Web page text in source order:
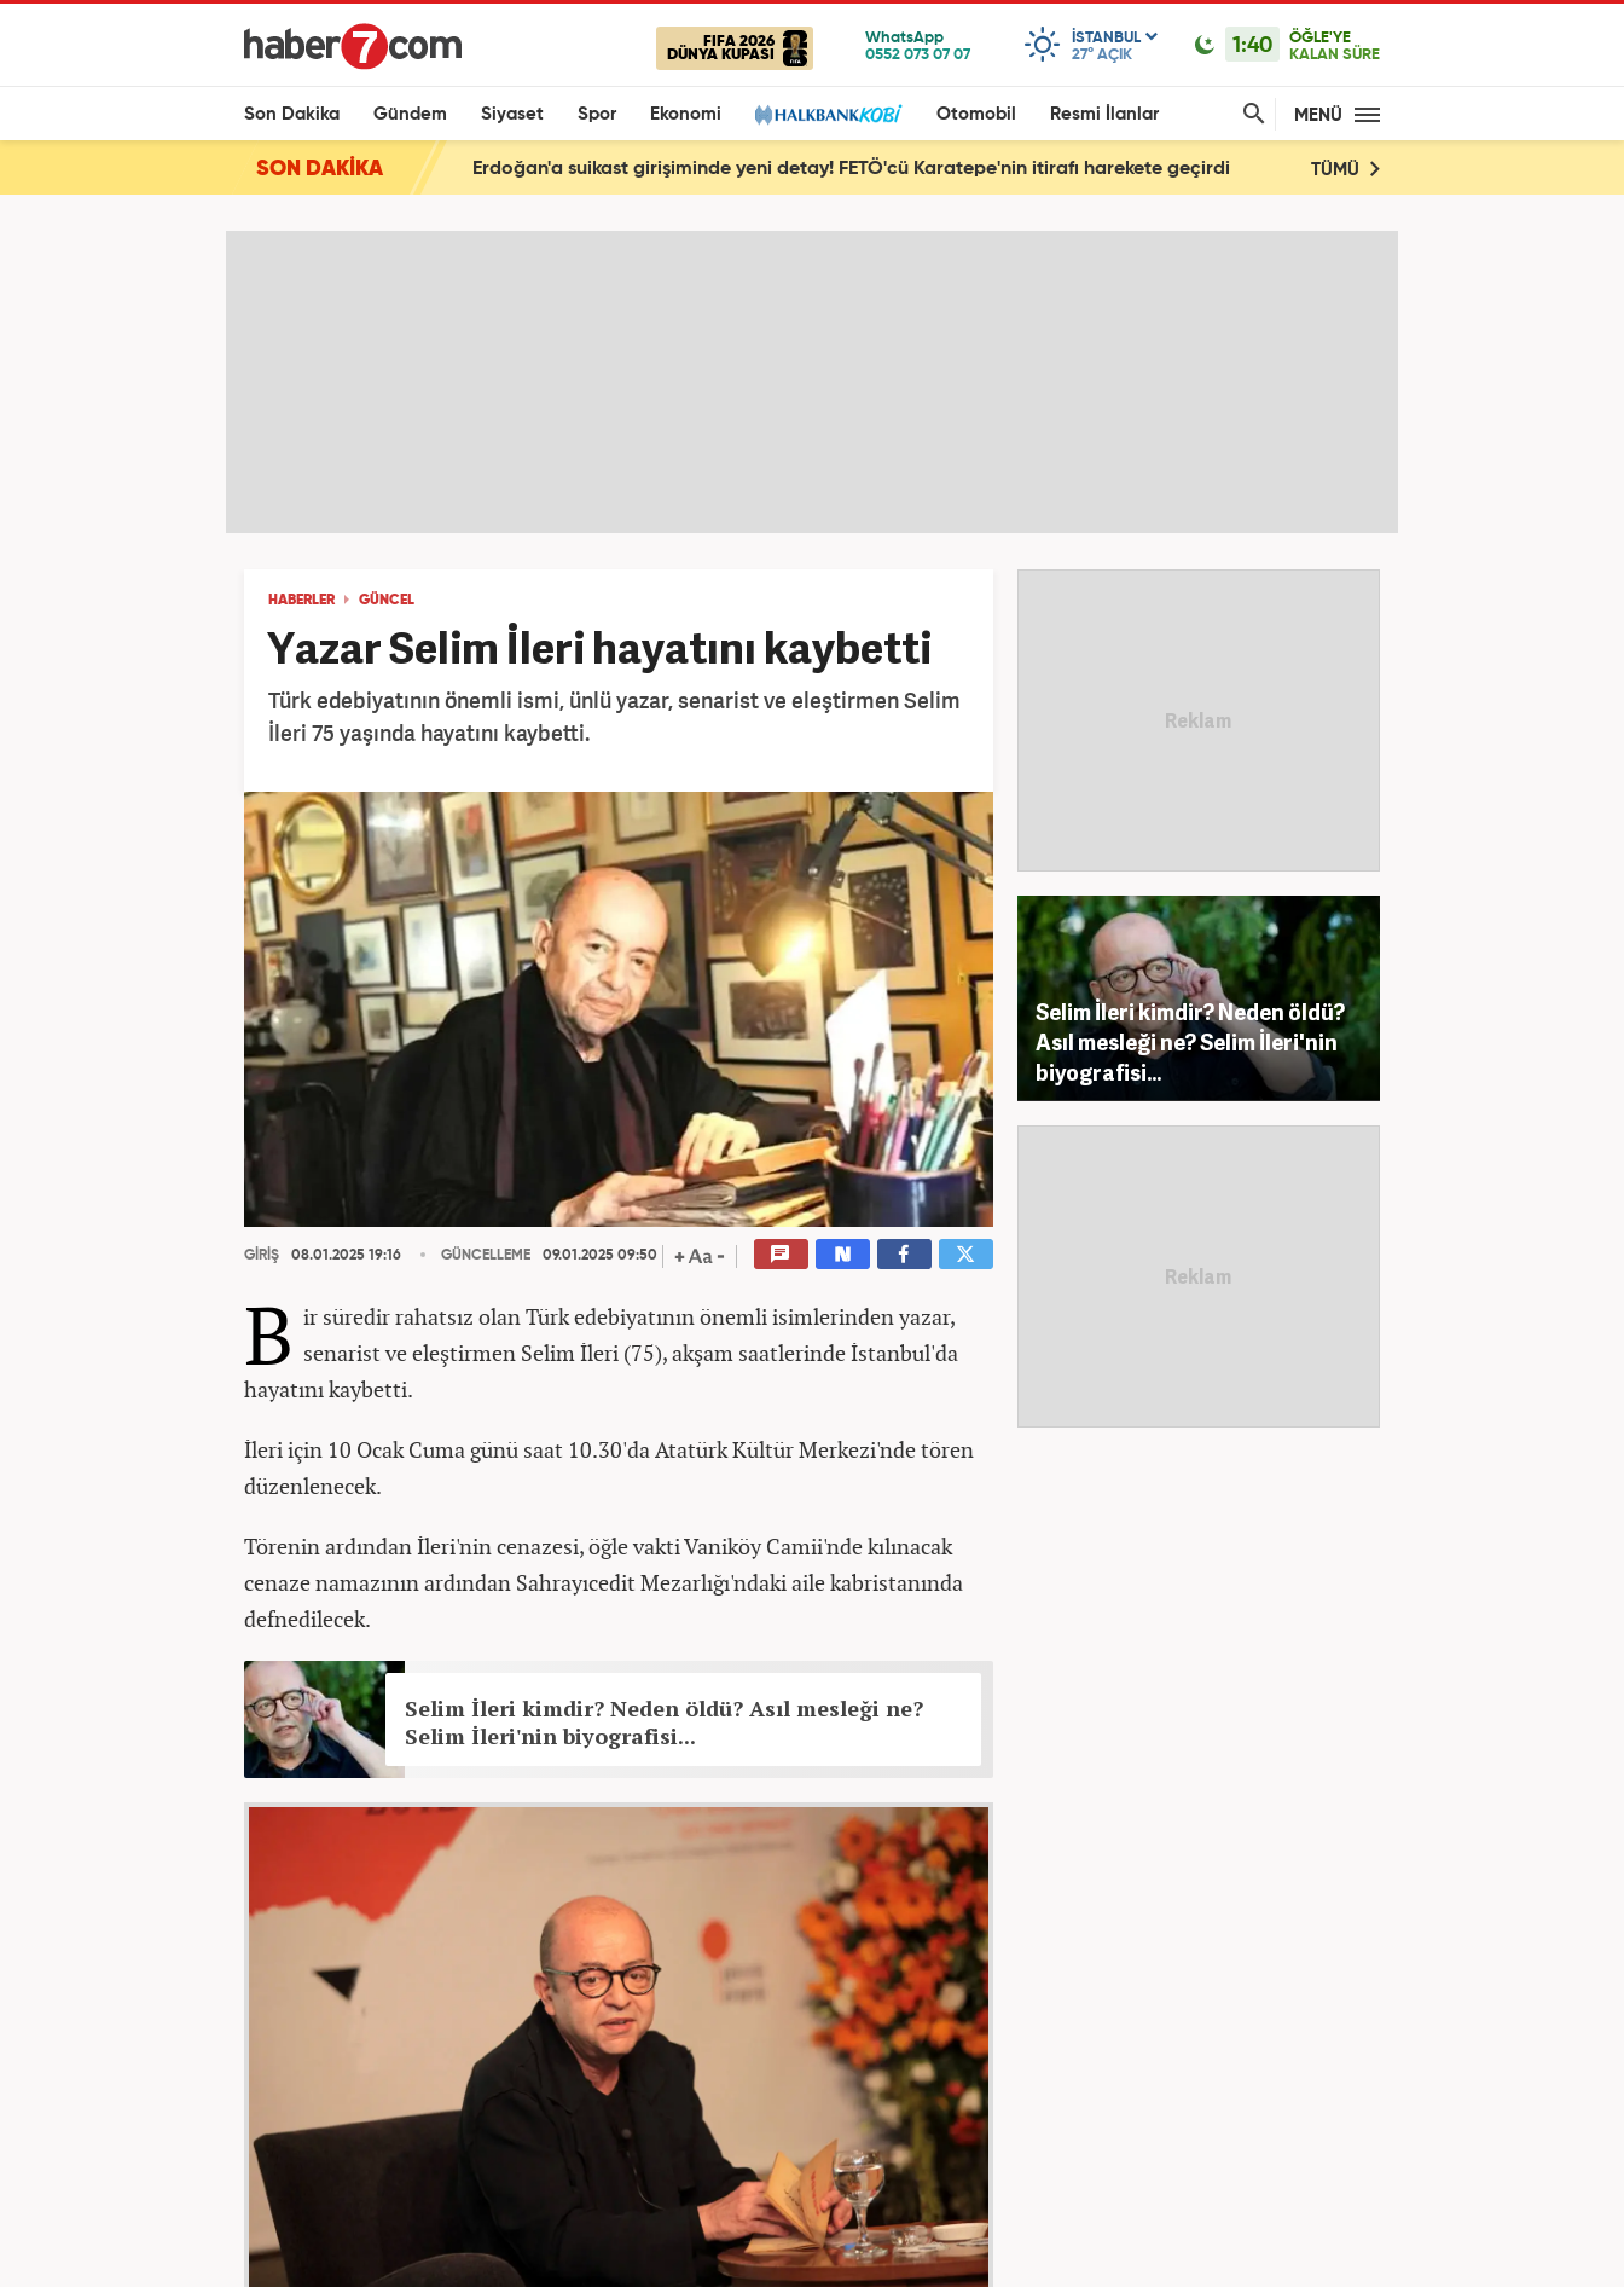
FIFA 2026
DÜNYA KUPASI
ISTANBUL
27° AÇIK 1:40
ÖĞLE'YE
KALAN SÜRE
Son Dakika Gündem Siyaset Spor Ekonomi Otomobil Resmi İlanlar MENÜ
SON DAKİKA Erdoğan'a suikast girişiminde yeni detay! FETÖ'cü Karatepe'nin itirafı harekete geçirdi TÜMÜ
HABERLER GÜNCEL
Yazar Selim İleri hayatını kaybetti
Türk edebiyatının önemli ismi, ünlü yazar, senarist ve eleştirmen Selim
İleri 75 yaşında hayatını kaybetti.
GİRİŞ 08.01.2025 19:16 GÜNCELLEME 09.01.2025 09:50
B ir süredir rahatsız olan Türk edebiyatının önemli isimlerinden yazar,
senarist ve eleştirmen Selim İleri (75), akşam saatlerinde İstanbul'da
hayatını kaybetti.
İleri için 10 Ocak Cuma günü saat 10.30'da Atatürk Kültür Merkezi'nde tören
düzenlenecek.
Törenin ardından İleri'nin cenazesi, öğle vakti Vaniköy Camii'nde kılınacak
cenaze namazının ardından Sahrayıcedit Mezarlığı'ndaki aile kabristanında
defnedilecek.
Selim İleri kimdir? Neden öldü? Asıl mesleği ne?
Selim İleri'nin biyografisi...
Selim İleri kimdir? Neden öldü?
Asıl mesleği ne? Selim İleri'nin
biyografisi...